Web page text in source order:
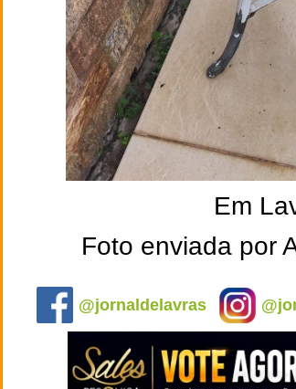
Em
Foto enviada por
@jornaldelavras